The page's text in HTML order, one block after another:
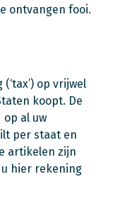
ontvangen fooi.
op vrijwel
koopt. De
al uw
per staat en
artikelen zijn
hier rekening